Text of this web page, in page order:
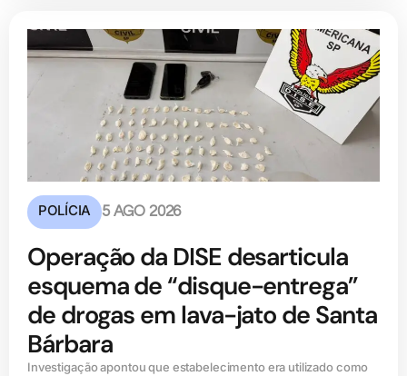
POLÍCIA 5 AGO 2026
Operação da DISE desarticula
esquema de “disque-entrega”
de drogas em lava-jato de Santa
Bárbara
Investigação apontou que estabelecimento era utilizado como